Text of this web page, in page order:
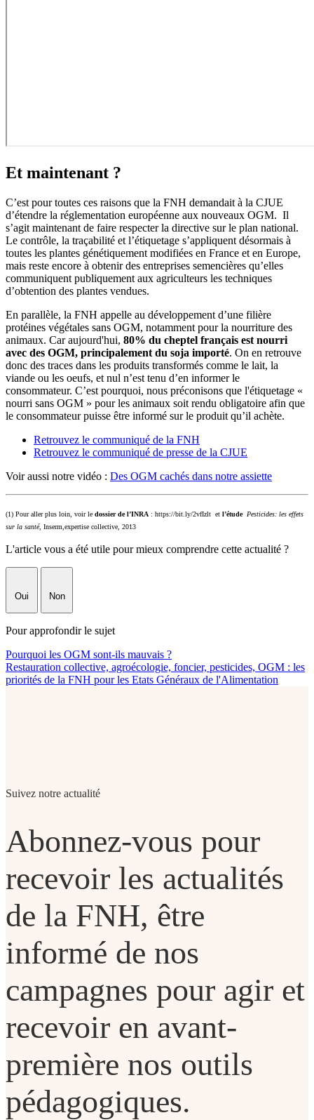
Et maintenant ?
C’est pour toutes ces raisons que la FNH demandait à la CJUE
d’étendre la réglementation européenne aux nouveaux OGM. Il
s’agit maintenant de faire respecter la directive sur le plan national.
Le contrôle, la traçabilité et l’étiquetage s’appliquent désormais à
toutes les plantes génétiquement modifiées en France et en Europe,
mais reste encore à obtenir des entreprises semencières qu’elles
communiquent publiquement aux agriculteurs les techniques
d’obtention des plantes vendues.
En parallèle, la FNH appelle au développement d’une filière
protéines végétales sans OGM, notamment pour la nourriture des
animaux. Car aujourd'hui, 80% du cheptel français est nourri
avec des OGM, principalement du soja importé. On en retrouve
donc des traces dans les produits transformés comme le lait, la
viande ou les oeufs, et nul n’est tenu d’en informer le
consommateur. C’est pourquoi, nous préconisons que l'étiquetage «
nourri sans OGM » pour les animaux soit rendu obligatoire afin que
le consommateur puisse être informé sur le produit qu’il achète.
Retrouvez le communiqué de la FNH
Retrouvez le communiqué de presse de la CJUE
Voir aussi notre vidéo : Des OGM cachés dans notre assiette
(1) Pour aller plus loin, voir le dossier de l’INRA : https://bit.ly/2vfIzlt et l’étude Pesticides: les effets
sur la santé, Inserm,expertise collective, 2013
L'article vous a été utile pour mieux comprendre cette actualité ?
Oui Non
Pour approfondir le sujet
Pourquoi les OGM sont-ils mauvais ?
Restauration collective, agroécologie, foncier, pesticides, OGM : les
priorités de la FNH pour les Etats Généraux de l'Alimentation
Suivez notre actualité
Abonnez-vous pour
recevoir les actualités
de la FNH, être
informé de nos
campagnes pour agir et
recevoir en avant-
première nos outils
pédagogiques.